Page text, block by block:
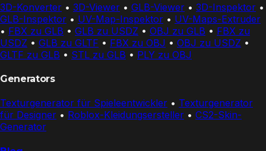
3D-Konverter • 3D-Viewer • GLB-Viewer • 3D-Inspektor •
GLB-Inspektor • UV-Map-Inspektor • UV-Maps-Extruder
• FBX zu GLB • GLB zu USDZ • OBJ zu GLB • FBX zu
USDZ • GLB zu GLTF • FBX zu OBJ • OBJ zu USDZ •
GLTF zu GLB • STL zu GLB • PLY zu OBJ
Generators
Texturgenerator für Spieleentwickler • Texturgenerator
für Designer • Roblox-Kleidungsersteller • CS2-Skin-
Generator